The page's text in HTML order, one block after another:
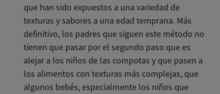
que han sido expuestos a una variedad de
texturas y sabores a una edad temprana. Más
definitivo, los padres que siguen este método no
tienen que pasar por el segundo paso que es
alejar a los niños de las compotas y que pasen a
los alimentos con texturas más complejas, que
algunos bebés, especialmente los niños que